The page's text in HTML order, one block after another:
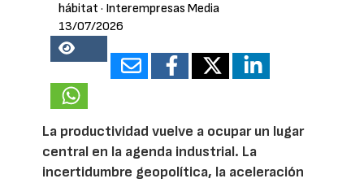
hábitat · Interempresas Media
13/07/2026
28068
La productividad vuelve a ocupar un lugar
central en la agenda industrial. La
incertidumbre geopolítica, la aceleración